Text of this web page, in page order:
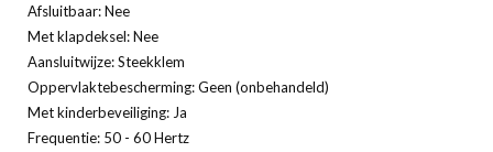
Afsluitbaar: Nee
Met klapdeksel: Nee
Aansluitwijze: Steekklem
Oppervlaktebescherming: Geen (onbehandeld)
Met kinderbeveiliging: Ja
Frequentie: 50 - 60 Hertz